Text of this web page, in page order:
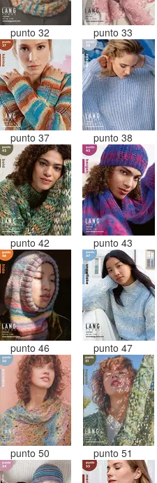
punto 32 punto 33
punto 37 punto 38
punto 42 punto 43
punto 46 punto 47
punto 50 punto 51